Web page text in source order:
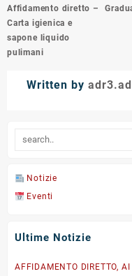
Post
navigation
Affidamento diretto –
Carta igienica e
sapone liquido
pulimani
Written by
Notizie
Eventi
Ultime Notizie
AFFIDAMENTO DIRETTO,